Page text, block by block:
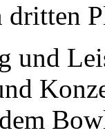
dritten
und